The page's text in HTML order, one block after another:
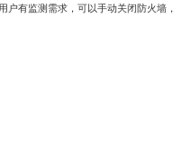
有监测需求，可以手动关闭防火墙